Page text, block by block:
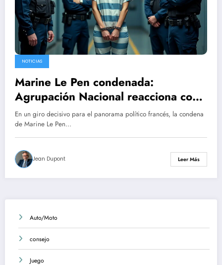
NOTICIAS
Marine Le Pen condenada:
Agrupación Nacional reacciona con
firmeza, Jordan Bardella califica la
decisión de “desproporcionada”
En un giro decisivo para el panorama político francés, la condena
de Marine Le Pen…
Jean Dupont Leer Más
Auto/Moto
consejo
Juego